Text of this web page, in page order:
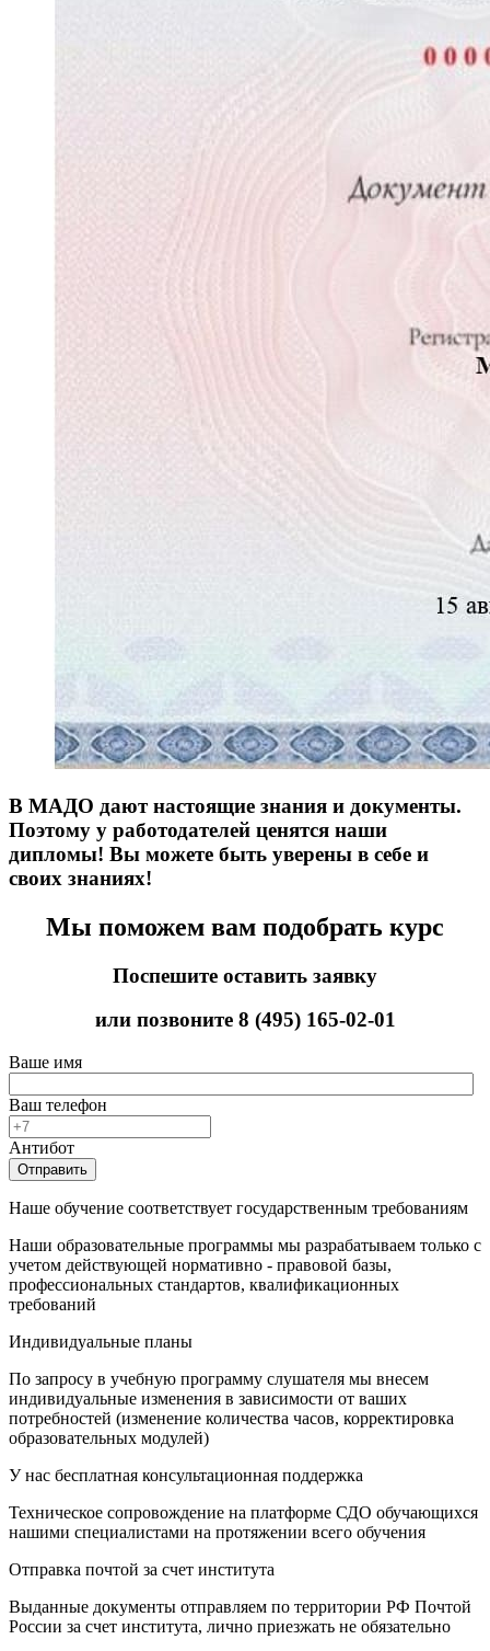
В МАДО дают настоящие знания и документы.
Поэтому у работодателей ценятся наши
дипломы! Вы можете быть уверены в себе и
своих знаниях!
Мы поможем вам подобрать курс
Поспешите оставить заявку
или позвоните 8 (495) 165-02-01
Ваше имя
Ваш телефон
Антибот
Отправить
Наше обучение соответствует государственным требованиям
Наши образовательные программы мы разрабатываем только с
учетом действующей нормативно - правовой базы,
профессиональных стандартов, квалификационных
требований
Индивидуальные планы
По запросу в учебную программу слушателя мы внесем
индивидуальные изменения в зависимости от ваших
потребностей (изменение количества часов, корректировка
образовательных модулей)
У нас бесплатная консультационная поддержка
Техническое сопровождение на платформе СДО обучающихся
нашими специалистами на протяжении всего обучения
Отправка почтой за счет института
Выданные документы отправляем по территории РФ Почтой
России за счет института, лично приезжать не обязательно